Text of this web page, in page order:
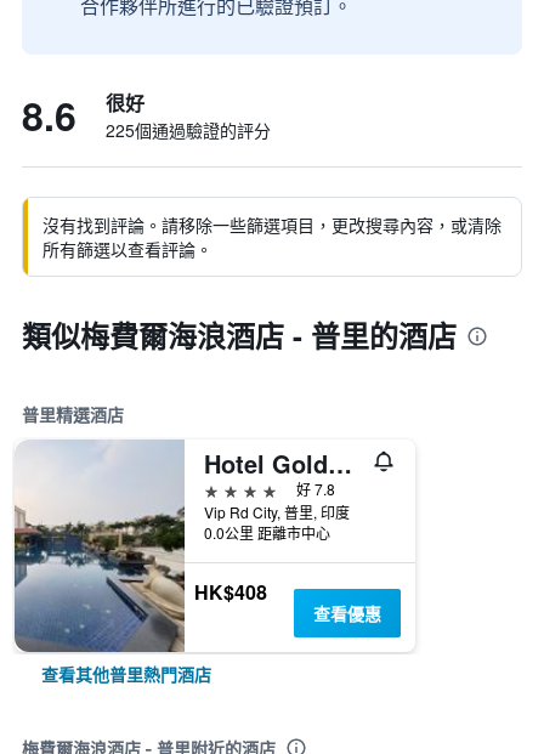
8.6 很好
225個通過驗證的評分
沒有找到評論。請移除一些篩選項目，更改搜尋內容，或清除
所有篩選以查看評論。
類似梅費爾海浪酒店 - 普里的酒店
普里精選酒店
Hotel Golden Palace Puri
4星級
好 7.8
Vip Rd City, 普里, 印度
0.0公里 距離市中心
HK$408
查看優惠
查看其他普里熱門酒店
梅費爾海浪酒店 - 普里附近的酒店